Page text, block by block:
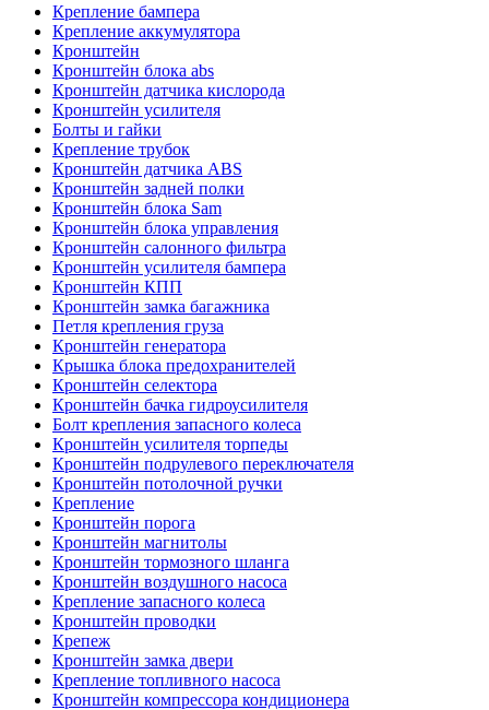
Крепление бампера
Крепление аккумулятора
Кронштейн
Кронштейн блока abs
Кронштейн датчика кислорода
Кронштейн усилителя
Болты и гайки
Крепление трубок
Кронштейн датчика ABS
Кронштейн задней полки
Кронштейн блока Sam
Кронштейн блока управления
Кронштейн салонного фильтра
Кронштейн усилителя бампера
Кронштейн КПП
Кронштейн замка багажника
Петля крепления груза
Кронштейн генератора
Крышка блока предохранителей
Кронштейн селектора
Кронштейн бачка гидроусилителя
Болт крепления запасного колеса
Кронштейн усилителя торпеды
Кронштейн подрулевого переключателя
Кронштейн потолочной ручки
Крепление
Кронштейн порога
Кронштейн магнитолы
Кронштейн тормозного шланга
Кронштейн воздушного насоса
Крепление запасного колеса
Кронштейн проводки
Крепеж
Кронштейн замка двери
Крепление топливного насоса
Кронштейн компрессора кондиционера